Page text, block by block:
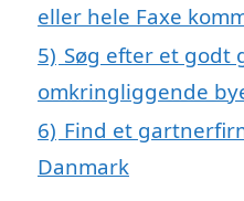
eller hele Faxe
5) Søg efter et godt
omkringliggende
6) Find et
Danmark